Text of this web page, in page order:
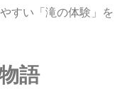
すい「滝の体験」を
語